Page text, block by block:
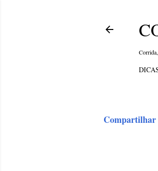
Compartilhar